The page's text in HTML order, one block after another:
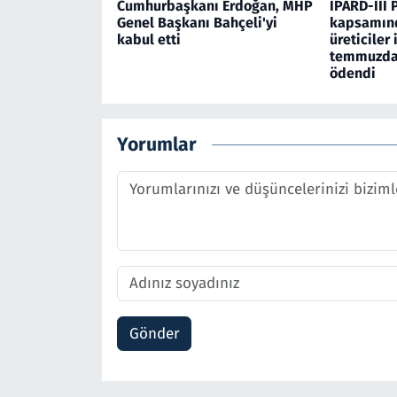
Cumhurbaşkanı Erdoğan, MHP
Genel Başkanı Bahçeli'yi
kabul etti
IPARD-III
üreticiler
ödendi
Yorumlar
Gönder